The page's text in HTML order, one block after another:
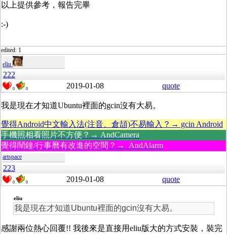
以上提供參考，報告完畢
:-)
edited: 1
eliu
222
0 0 2019-01-08 quote
我是現在才知道Ubuntu裡面的gcin沒有大易。
覺得Android中文輸入法(注音、倉頡)不易輸入？→ gcin Android
手機照相看照片不方便？→ AndCamera
覺得鬧鐘/行事曆有改進的空間？→ AndAlarm
artspace
223
0 0 2019-01-08 quote
eliu
我是現在才知道Ubuntu裡面的gcin沒有大易。
感謝兩位熱心回覆!! 我後來是直接用eliu版大的方式安裝，裝完